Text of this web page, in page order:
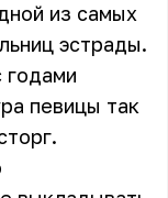
из самых
эстрады.
годами
певицы так